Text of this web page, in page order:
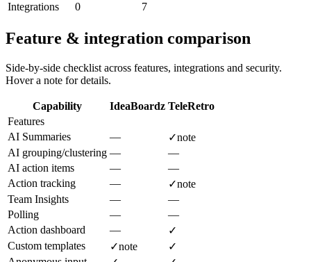
Integrations
0 7
Feature & integration comparison
Side-by-side checklist across features, integrations and security.
Hover a note for details.
Capability IdeaBoardz TeleRetro
Features
AI Summaries
— ✓note
AI grouping/clustering —
—
AI action items
—
—
Action tracking
— ✓note
Team Insights
—
—
Polling
—
—
Action dashboard
—
✓
Custom templates
✓note
✓